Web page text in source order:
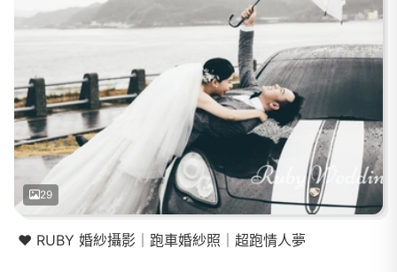
29
❤️ RUBY 婚紗攝影｜跑車婚紗照｜超跑情人夢